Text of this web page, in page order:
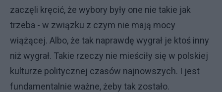
zaczęli kręcić, że wybory były one nie takie jak
trzeba - w związku z czym nie mają mocy
wiążącej. Albo, że tak naprawdę wygrał je ktoś inny
niż wygrał. Takie rzeczy nie mieściły się w polskiej
kulturze politycznej czasów najnowszych. I jest
fundamentalnie ważne, żeby tak zostało.